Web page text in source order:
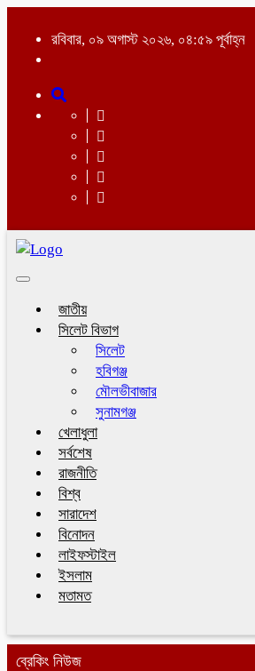
রবিবার, ০৯ অগাস্ট ২০২৬, ০৪:৫৯ পূর্বাহ্ন
Toggle
জাতীয়
সিলেট বিভাগ
সিলেট
হবিগঞ্জ
মৌলভীবাজার
সুনামগঞ্জ
খেলাধুলা
সর্বশেষ
রাজনীতি
বিশ্ব
সারাদেশ
বিনোদন
লাইফস্টাইল
ইসলাম
মতামত
ব্রেকিং নিউজ